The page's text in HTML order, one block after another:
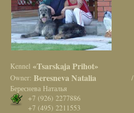
Kennel «Tsarskaja Prihot»
Owner: Beresneva Natalia /
Береснева Наталья
+7 (926) 2277886
+7 (495) 2211553